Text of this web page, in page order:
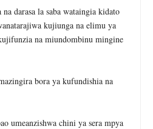
darasa la saba wataingia kidato
kujiunga na elimu ya
na miundombinu mingine
bora ya kufundishia na
umeanzishwa chini ya sera mpya